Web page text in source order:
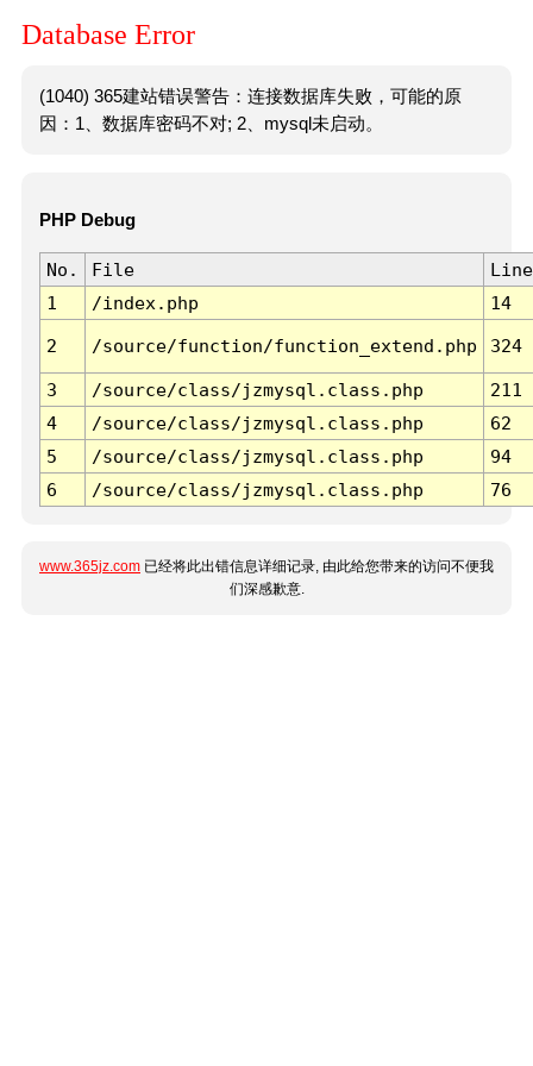
Database Error
(1040) 365建站错误警告：连接数据库失败，可能的原
因：1、数据库密码不对; 2、mysql未启动。
PHP Debug
No. File
Line
1
/index.php 14
2 /source/function/function_extend.php 324
3 /source/class/jzmysql.class.php
211
4
/source/class/jzmysql.class.php
62
5
/source/class/jzmysql.class.php
94
6
/source/class/jzmysql.class.php 76
www.365jz.com 已经将此出错信息详细记录, 由此给您带来的访问不便我
们深感歉意.